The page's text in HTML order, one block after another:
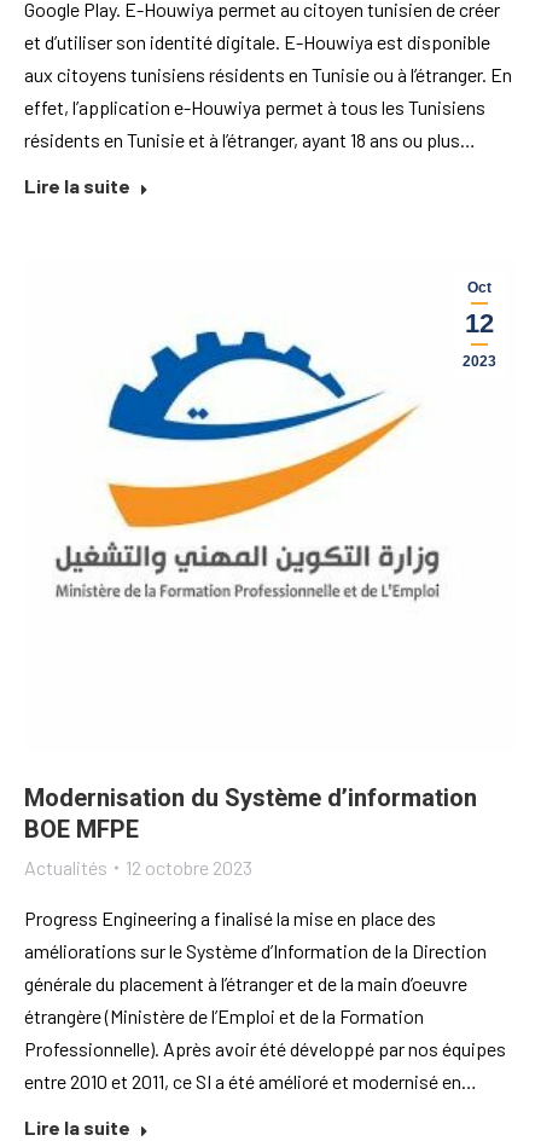
Google Play. E-Houwiya permet au citoyen tunisien de créer
et d’utiliser son identité digitale. E-Houwiya est disponible
aux citoyens tunisiens résidents en Tunisie ou à l’étranger. En
effet, l’application e-Houwiya permet à tous les Tunisiens
résidents en Tunisie et à l’étranger, ayant 18 ans ou plus…
Lire la suite
Oct
12
2023
Modernisation du Système d’information
BOE MFPE
Actualités 12 octobre 2023
Progress Engineering a finalisé la mise en place des
améliorations sur le Système d’Information de la Direction
générale du placement à l’étranger et de la main d’oeuvre
étrangère (Ministère de l’Emploi et de la Formation
Professionnelle). Après avoir été développé par nos équipes
entre 2010 et 2011, ce SI a été amélioré et modernisé en…
Lire la suite